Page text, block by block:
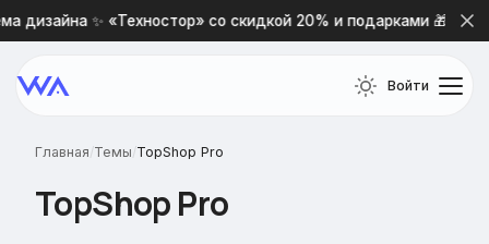
дизайна ✨ «Техностор» со скидкой 20% и подарками 🎁
Войти
Главная/Темы/TopShop Pro
TopShop Pro
Телефон и время работы
Почта для обратной связи
Выпадающая корзина
Живой поиск
Навигационное меню